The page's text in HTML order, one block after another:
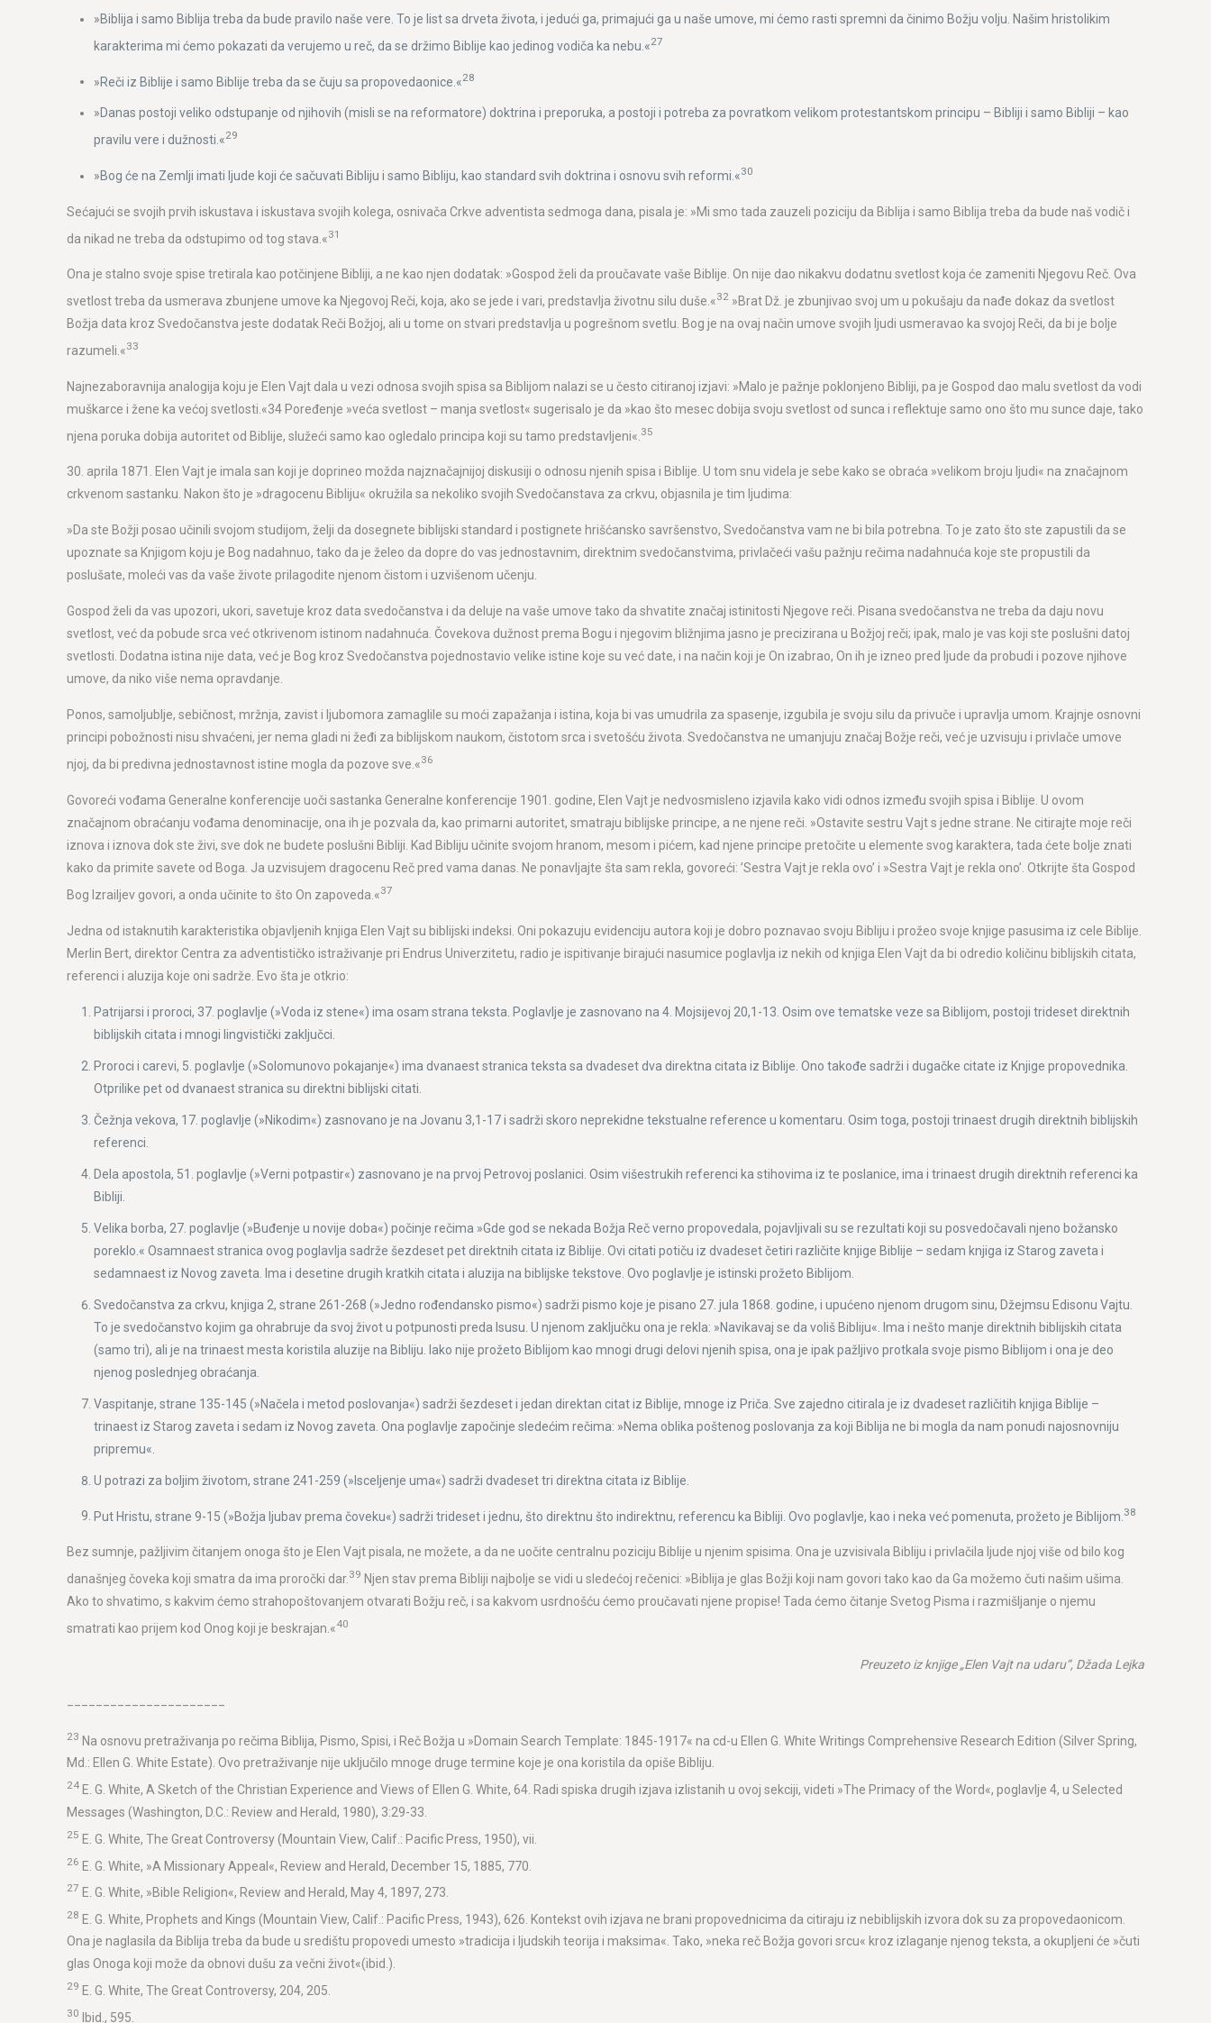
»Biblija i samo Biblija treba da bude pravilo naše vere. To je list sa drveta života, i jedući ga, primajući ga u naše umove, mi ćemo rasti spremni da činimo Božju volju. Našim hristolikim
karakterima mi ćemo pokazati da verujemo u reč, da se držimo Biblije kao jedinog vodiča ka nebu.«27
»Reči iz Biblije i samo Biblije treba da se čuju sa propovedaonice.«28
»Danas postoji veliko odstupanje od njihovih (misli se na reformatore) doktrina i preporuka, a postoji i potreba za povratkom velikom protestantskom principu – Bibliji i samo Bibliji – kao
pravilu vere i dužnosti.«29
»Bog će na Zemlji imati ljude koji će sačuvati Bibliju i samo Bibliju, kao standard svih doktrina i osnovu svih reformi.«30
Sećajući se svojih prvih iskustava i iskustava svojih kolega, osnivača Crkve adventista sedmoga dana, pisala je: »Mi smo tada zauzeli poziciju da Biblija i samo Biblija treba da bude naš vodič i
da nikad ne treba da odstupimo od tog stava.«31
Ona je stalno svoje spise tretirala kao potčinjene Bibliji, a ne kao njen dodatak: »Gospod želi da proučavate vaše Biblije. On nije dao nikakvu dodatnu svetlost koja će zameniti Njegovu Reč. Ova
svetlost treba da usmerava zbunjene umove ka Njegovoj Reči, koja, ako se jede i vari, predstavlja životnu silu duše.«32 »Brat Dž. je zbunjivao svoj um u pokušaju da nađe dokaz da svetlost
Božja data kroz Svedočanstva jeste dodatak Reči Božjoj, ali u tome on stvari predstavlja u pogrešnom svetlu. Bog je na ovaj način umove svojih ljudi usmeravao ka svojoj Reči, da bi je bolje
razumeli.«33
Najnezaboravnija analogija koju je Elen Vajt dala u vezi odnosa svojih spisa sa Biblijom nalazi se u često citiranoj izjavi: »Malo je pažnje poklonjeno Bibliji, pa je Gospod dao malu svetlost da vodi
muškarce i žene ka većoj svetlosti.«34 Poređenje »veća svetlost – manja svetlost« sugerisalo je da »kao što mesec dobija svoju svetlost od sunca i reflektuje samo ono što mu sunce daje, tako
njena poruka dobija autoritet od Biblije, služeći samo kao ogledalo principa koji su tamo predstavljeni«. 35
30. aprila 1871. Elen Vajt je imala san koji je doprineo možda najznačajnijoj diskusiji o odnosu njenih spisa i Biblije. U tom snu videla je sebe kako se obraća »velikom broju ljudi« na značajnom
crkvenom sastanku. Nakon što je »dragocenu Bibliju« okružila sa nekoliko svojih Svedočanstava za crkvu, objasnila je tim ljudima:
»Da ste Božji posao učinili svojom studijom, želji da dosegnete biblijski standard i postignete hrišćansko savršenstvo, Svedočanstva vam ne bi bila potrebna. To je zato što ste zapustili da se
upoznate sa Knjigom koju je Bog nadahnuo, tako da je želeo da dopre do vas jednostavnim, direktnim svedočanstvima, privlačeći vašu pažnju rečima nadahnuća koje ste propustili da
poslušate, moleći vas da vaše živote prilagodite njenom čistom i uzvišenom učenju.
Gospod želi da vas upozori, ukori, savetuje kroz data svedočanstva i da deluje na vaše umove tako da shvatite značaj istinitosti Njegove reči. Pisana svedočanstva ne treba da daju novu
svetlost, već da pobude srca već otkrivenom istinom nadahnuća. Čovekova dužnost prema Bogu i njegovim bližnjima jasno je precizirana u Božjoj reči; ipak, malo je vas koji ste poslušni datoj
svetlosti. Dodatna istina nije data, već je Bog kroz Svedočanstva pojednostavio velike istine koje su već date, i na način koji je On izabrao, On ih je izneo pred ljude da probudi i pozove njihove
umove, da niko više nema opravdanje.
Ponos, samoljublje, sebičnost, mržnja, zavist i ljubomora zamaglile su moći zapažanja i istina, koja bi vas umudrila za spasenje, izgubila je svoju silu da privuče i upravlja umom. Krajnje osnovni
principi pobožnosti nisu shvaćeni, jer nema gladi ni žeđi za biblijskom naukom, čistotom srca i svetošću života. Svedočanstva ne umanjuju značaj Božje reči, već je uzvisuju i privlače umove
njoj, da bi predivna jednostavnost istine mogla da pozove sve.«36
Govoreći vođama Generalne konferencije uoči sastanka Generalne konferencije 1901. godine, Elen Vajt je nedvosmisleno izjavila kako vidi odnos između svojih spisa i Biblije. U ovom
značajnom obraćanju vođama denominacije, ona ih je pozvala da, kao primarni autoritet, smatraju biblijske principe, a ne njene reči. »Ostavite sestru Vajt s jedne strane. Ne citirajte moje reči
iznova i iznova dok ste živi, sve dok ne budete poslušni Bibliji. Kad Bibliju učinite svojom hranom, mesom i pićem, kad njene principe pretočite u elemente svog karaktera, tada ćete bolje znati
kako da primite savete od Boga. Ja uzvisujem dragocenu Reč pred vama danas. Ne ponavljajte šta sam rekla, govoreći: ’Sestra Vajt je rekla ovo’ i »Sestra Vajt je rekla ono’. Otkrijte šta Gospod
Bog Izrailjev govori, a onda učinite to što On zapoveda.«37
Jedna od istaknutih karakteristika objavljenih knjiga Elen Vajt su biblijski indeksi. Oni pokazuju evidenciju autora koji je dobro poznavao svoju Bibliju i prožeo svoje knjige pasusima iz cele Biblije.
Merlin Bert, direktor Centra za adventističko istraživanje pri Endrus Univerzitetu, radio je ispitivanje birajući nasumice poglavlja iz nekih od knjiga Elen Vajt da bi odredio količinu biblijskih citata,
referenci i aluzija koje oni sadrže. Evo šta je otkrio:
Patrijarsi i proroci, 37. poglavlje (»Voda iz stene«) ima osam strana teksta. Poglavlje je zasnovano na 4. Mojsijevoj 20,1-13. Osim ove tematske veze sa Biblijom, postoji trideset direktnih
biblijskih citata i mnogi lingvistički zaključci.
Proroci i carevi, 5. poglavlje (»Solomunovo pokajanje«) ima dvanaest stranica teksta sa dvadeset dva direktna citata iz Biblije. Ono takođe sadrži i dugačke citate iz Knjige propovednika.
Otprilike pet od dvanaest stranica su direktni biblijski citati.
Čežnja vekova, 17. poglavlje (»Nikodim«) zasnovano je na Jovanu 3,1-17 i sadrži skoro neprekidne tekstualne reference u komentaru. Osim toga, postoji trinaest drugih direktnih biblijskih
referenci.
Dela apostola, 51. poglavlje (»Verni potpastir«) zasnovano je na prvoj Petrovoj poslanici. Osim višestrukih referenci ka stihovima iz te poslanice, ima i trinaest drugih direktnih referenci ka
Bibliji.
Velika borba, 27. poglavlje (»Buđenje u novije doba«) počinje rečima »Gde god se nekada Božja Reč verno propovedala, pojavljivali su se rezultati koji su posvedočavali njeno božansko
poreklo.« Osamnaest stranica ovog poglavlja sadrže šezdeset pet direktnih citata iz Biblije. Ovi citati potiču iz dvadeset četiri različite knjige Biblije – sedam knjiga iz Starog zaveta i
sedamnaest iz Novog zaveta. Ima i desetine drugih kratkih citata i aluzija na biblijske tekstove. Ovo poglavlje je istinski prožeto Biblijom.
Svedočanstva za crkvu, knjiga 2, strane 261-268 (»Jedno rođendansko pismo«) sadrži pismo koje je pisano 27. jula 1868. godine, i upućeno njenom drugom sinu, Džejmsu Edisonu Vajtu.
To je svedočanstvo kojim ga ohrabruje da svoj život u potpunosti preda Isusu. U njenom zaključku ona je rekla: »Navikavaj se da voliš Bibliju«. Ima i nešto manje direktnih biblijskih citata
(samo tri), ali je na trinaest mesta koristila aluzije na Bibliju. Iako nije prožeto Biblijom kao mnogi drugi delovi njenih spisa, ona je ipak pažljivo protkala svoje pismo Biblijom i ona je deo
njenog poslednjeg obraćanja.
Vaspitanje, strane 135-145 (»Načela i metod poslovanja«) sadrži šezdeset i jedan direktan citat iz Biblije, mnoge iz Priča. Sve zajedno citirala je iz dvadeset različitih knjiga Biblije –
trinaest iz Starog zaveta i sedam iz Novog zaveta. Ona poglavlje započinje sledećim rečima: »Nema oblika poštenog poslovanja za koji Biblija ne bi mogla da nam ponudi najosnovniju
pripremu«.
U potrazi za boljim životom, strane 241-259 (»Isceljenje uma«) sadrži dvadeset tri direktna citata iz Biblije.
Put Hristu, strane 9-15 (»Božja ljubav prema čoveku«) sadrži trideset i jednu, što direktnu što indirektnu, referencu ka Bibliji. Ovo poglavlje, kao i neka već pomenuta, prožeto je Biblijom. 38
Bez sumnje, pažljivim čitanjem onoga što je Elen Vajt pisala, ne možete, a da ne uočite centralnu poziciju Biblije u njenim spisima. Ona je uzvisivala Bibliju i privlačila ljude njoj više od bilo kog
današnjeg čoveka koji smatra da ima proročki dar. 39 Njen stav prema Bibliji najbolje se vidi u sledećoj rečenici: »Biblija je glas Božji koji nam govori tako kao da Ga možemo čuti našim ušima.
Ako to shvatimo, s kakvim ćemo strahopoštovanjem otvarati Božju reč, i sa kakvom usrdnošću ćemo proučavati njene propise! Tada ćemo čitanje Svetog Pisma i razmišljanje o njemu
smatrati kao prijem kod Onog koji je beskrajan.«40
Preuzeto iz knjige „Elen Vajt na udaru“, Džada Lejka
23 Na osnovu pretraživanja po rečima Biblija, Pismo, Spisi, i Reč Božja u »Domain Search Template: 1845-1917« na cd-u Ellen G. White Writings Comprehensive Research Edition (Silver Spring,
Md.: Ellen G. White Estate). Ovo pretraživanje nije uključilo mnoge druge termine koje je ona koristila da opiše Bibliju.
24 E. G. White, A Sketch of the Christian Experience and Views of Ellen G. White, 64. Radi spiska drugih izjava izlistanih u ovoj sekciji, videti »The Primacy of the Word«, poglavlje 4, u Selected
Messages (Washington, D.C.: Review and Herald, 1980), 3:29-33.
25 E. G. White, The Great Controversy (Mountain View, Calif.: Pacific Press, 1950), vii.
26 E. G. White, »A Missionary Appeal«, Review and Herald, December 15, 1885, 770.
27 E. G. White, »Bible Religion«, Review and Herald, May 4, 1897, 273.
28 E. G. White, Prophets and Kings (Mountain View, Calif.: Pacific Press, 1943), 626. Kontekst ovih izjava ne brani propovednicima da citiraju iz nebiblijskih izvora dok su za propovedaonicom.
Ona je naglasila da Biblija treba da bude u središtu propovedi umesto »tradicija i ljudskih teorija i maksima«. Tako, »neka reč Božja govori srcu« kroz izlaganje njenog teksta, a okupljeni će »čuti
glas Onoga koji može da obnovi dušu za večni život«(ibid.).
29 E. G. White, The Great Controversy, 204, 205.
30 Ibid., 595.